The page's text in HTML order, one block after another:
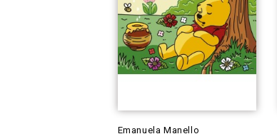
Emanuela Manello